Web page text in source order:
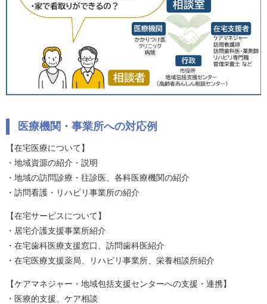
医療機関・事業所への対応例
【在宅医療について】
・地域資源の紹介・説明
・地域の訪問診療・往診医、各科医療機関の紹介
・訪問看護・リハビリ事業所の紹介
【在宅サービスについて】
・居宅介護支援事業所紹介
・在宅歯科医療支援窓口、訪問歯科医紹介
・在宅医療支援薬局、リハビリ事業所、栄養相談所紹介
【ケアマネジャー・地域包括支援センターへの支援・連携】
・医療的支援、ケア相談